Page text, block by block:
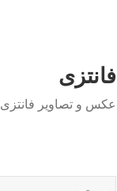
فانتزی
عکس و تصاویر فانتزی